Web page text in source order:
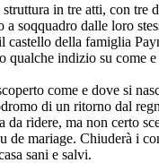
in tre atti, con
a soqquadro dalle loro
castello della famiglia
indizio su come
come e dove si
di un ritorno dal
da ridere, ma non certo
de mariage. Chiuderà i
sani e salvi.